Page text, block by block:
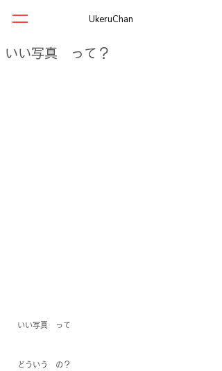
UkeruChan
いい写真 って？
いい写真　って
どういう　の？